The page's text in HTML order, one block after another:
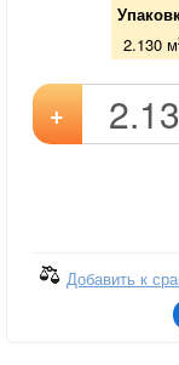
2.130 м
+
Добавить к